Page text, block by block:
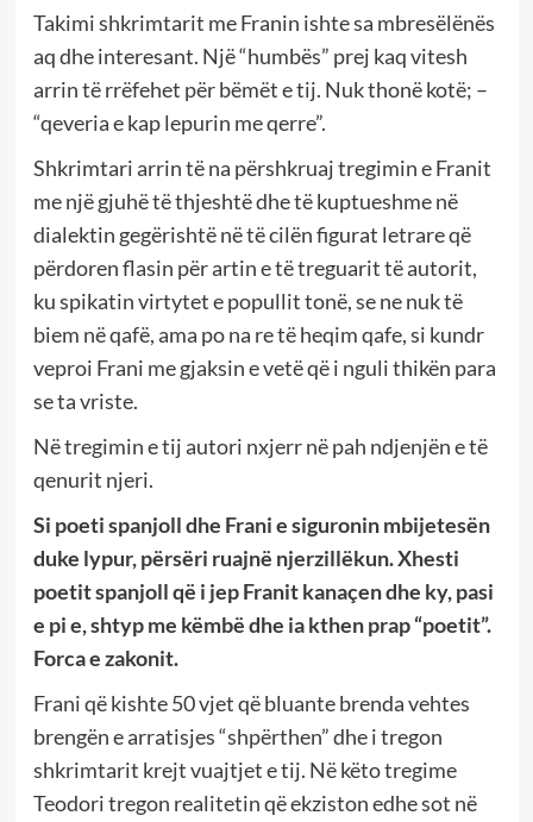
Takimi shkrimtarit me Franin ishte sa mbresëlënës
aq dhe interesant. Një “humbës” prej kaq vitesh
arrin të rrëfehet për bëmët e tij. Nuk thonë kotë; –
“qeveria e kap lepurin me qerre”.
Shkrimtari arrin të na përshkruaj tregimin e Franit
me një gjuhë të thjeshtë dhe të kuptueshme në
dialektin gegërishtë në të cilën figurat letrare që
përdoren flasin për artin e të treguarit të autorit,
ku spikatin virtytet e popullit tonë, se ne nuk të
biem në qafë, ama po na re të heqim qafe, si kundr
veproi Frani me gjaksin e vetë që i nguli thikën para
se ta vriste.
Në tregimin e tij autori nxjerr në pah ndjenjën e të
qenurit njeri.
Si poeti spanjoll dhe Frani e siguronin mbijetesën
duke lypur, përsëri ruajnë njerzillëkun. Xhesti
poetit spanjoll që i jep Franit kanaçen dhe ky, pasi
e pi e, shtyp me këmbë dhe ia kthen prap “poetit”.
Forca e zakonit.
Frani që kishte 50 vjet që bluante brenda vehtes
brengën e arratisjes “shpërthen” dhe i tregon
shkrimtarit krejt vuajtjet e tij. Në këto tregime
Teodori tregon realitetin që ekziston edhe sot në